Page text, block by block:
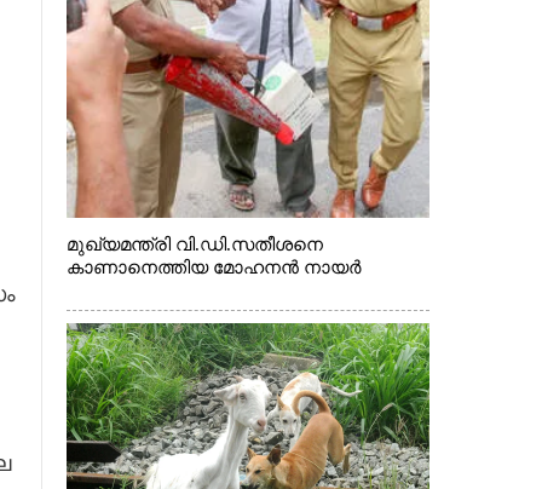
മുഖ്യമന്ത്രി വി.ഡി.സതീശനെ
കാണാനെത്തിയ മോഹനൻ നായർ